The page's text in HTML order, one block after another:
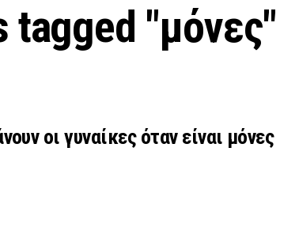
tagged "μόνες"
οι γυναίκες όταν είναι μόνες